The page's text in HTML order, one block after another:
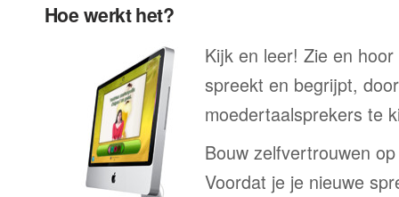
Hoe werkt het?
Kijk en leer! Zie en
spreekt en begrijpt,
moedertaalsprekers te
Bouw zelfvertrouwen
Voordat je je nieuwe